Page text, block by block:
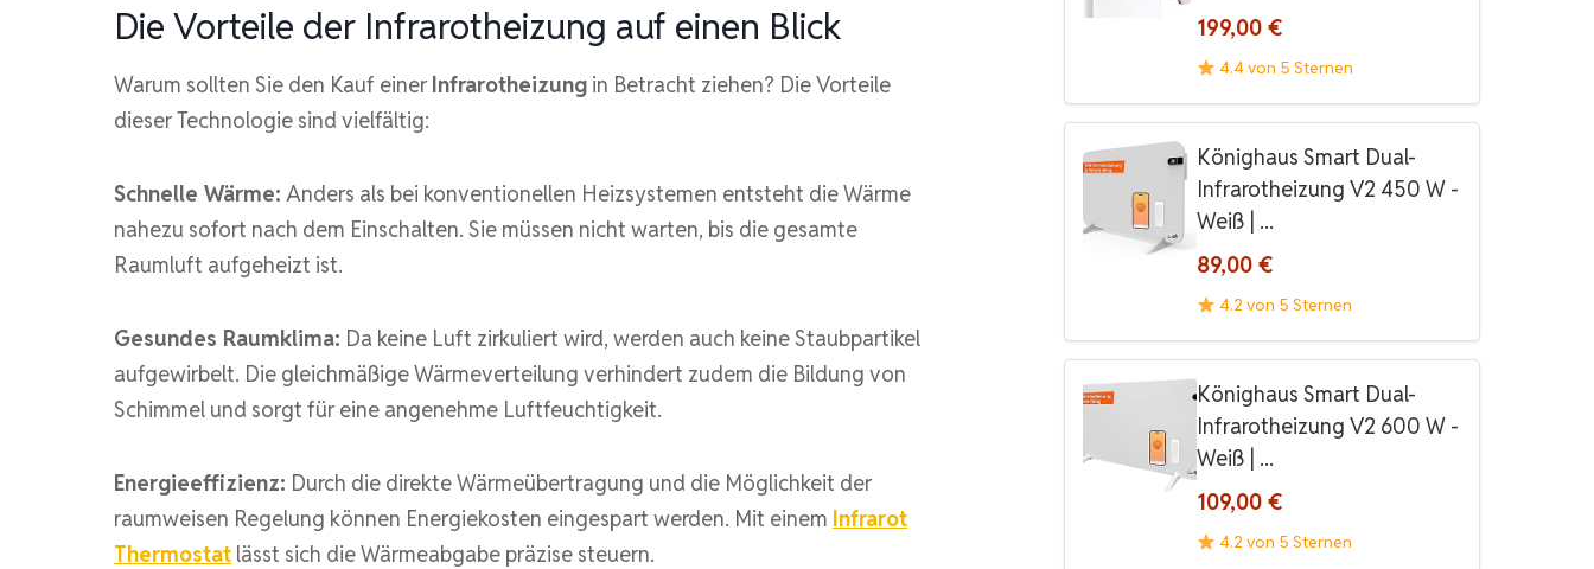
Die Vorteile der Infrarotheizung auf einen Blick
Warum sollten Sie den Kauf einerInfrarotheizung in Betracht ziehen? Die Vorteile
dieser Technologie sind vielfältig:
Schnelle Wärme: Anders als bei konventionellen Heizsystemen entsteht die Wärme
nahezu sofort nach dem Einschalten. Sie müssen nicht warten, bis die gesamte
Raumluft aufgeheizt ist.
Gesundes Raumklima: Da keine Luft zirkuliert wird, werden auch keine Staubpartikel
aufgewirbelt. Die gleichmäßige Wärmeverteilung verhindert zudem die Bildung von
Schimmel und sorgt für eine angenehme Luftfeuchtigkeit.
Energieeffizienz: Durch die direkte Wärmeübertragung und die Möglichkeit der
raumweisen Regelung können Energiekosten eingespart werden. Mit einem Infrarot
Thermostat lässt sich die Wärmeabgabe präzise steuern.
199,00 €
4.4 von 5 Sternen
Könighaus Smart Dual-
Infrarotheizung V2 450 W -
Weiß | ...
89,00 €
4.2 von 5 Sternen
Könighaus Smart Dual-
Infrarotheizung V2 600 W -
Weiß | ...
109,00 €
4.2 von 5 Sternen